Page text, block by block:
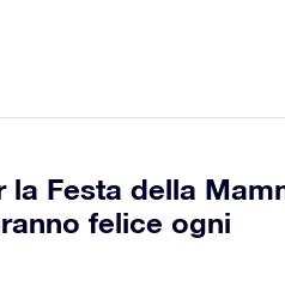
Festa della
felice ogni